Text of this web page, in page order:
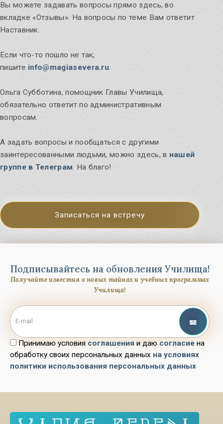
Вы можете задавать вопросы прямо здесь, во
вкладке «Отзывы». На вопросы по теме Вам ответит
Наставник.
Если что-то пошло не так,
пишите info@magiasevera.ru.
Ольга Субботина, помощник Главы Училища,
обязательно ответит по административным
вопросам.
А задать вопросы и пообщаться с другими
заинтересованными людьми, можно здесь, в нашей
группе в Телеграм. На благо!
Записаться на встречу
Подписывайтесь на обновления Училища!
Получайте известия о новых тайнах и учебных программах
Училища!
Принимаю условия соглашения и даю согласие на
обработку своих персональных данных на условиях
политики использования персональных данных